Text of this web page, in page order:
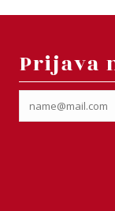
Prijava